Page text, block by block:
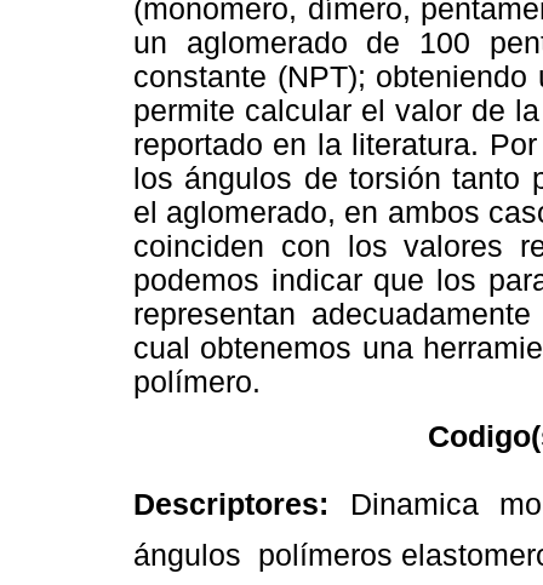
(monomero, dímero,
un aglomerado de 100
constante (NPT);
permite calcular el valor de
reportado en la literatura.
los ángulos de torsión tanto
el aglomerado, en ambos
coinciden con los valores
podemos indicar que los
representan
cual obtenemos una
polímero.
Descriptores: Dinamica
ángulos  polímeros